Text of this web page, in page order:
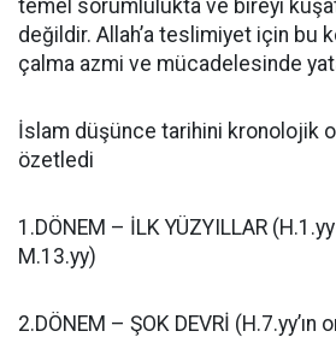
temel sorumlulukta ve bireyi
değildir. Allah’a teslimiyet için bu
çalma azmi ve mücadelesinde
İslam düşünce tarihini kronolojik
özetledi
1.DÖNEM – İLK YÜZYILLAR
M.13.yy)
2.DÖNEM – ŞOK DEVRİ (H.7.yy’ın